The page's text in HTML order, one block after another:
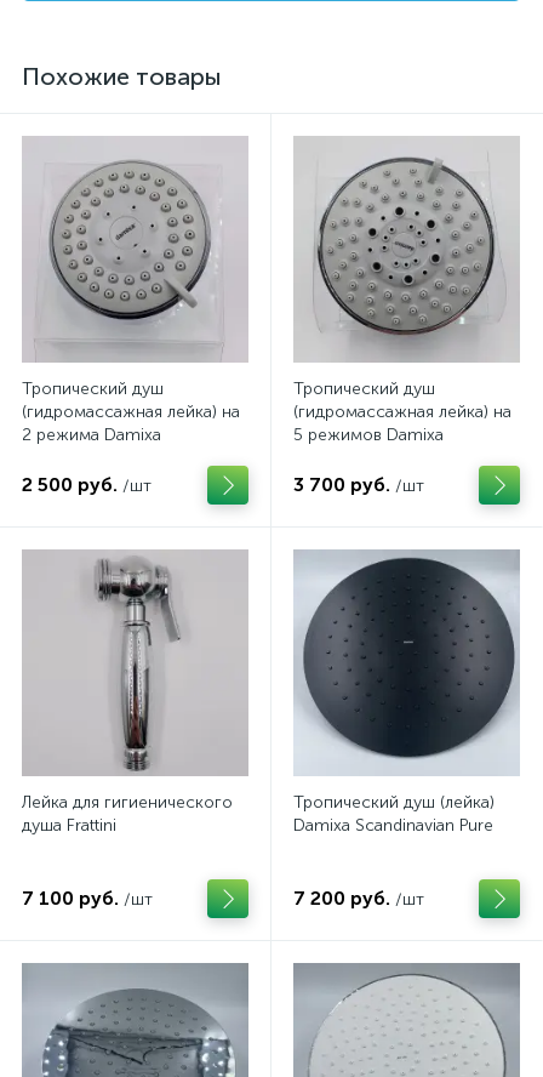
Похожие товары
Тропический душ
(гидромассажная лейка) на
2 режима Damixa
2 500 руб. /шт
Тропический душ
(гидромассажная лейка) на
5 режимов Damixa
3 700 руб. /шт
Лейка для гигиенического
душа Frattini
7 100 руб. /шт
Тропический душ (лейка)
Damixa Scandinavian Pure
7 200 руб. /шт